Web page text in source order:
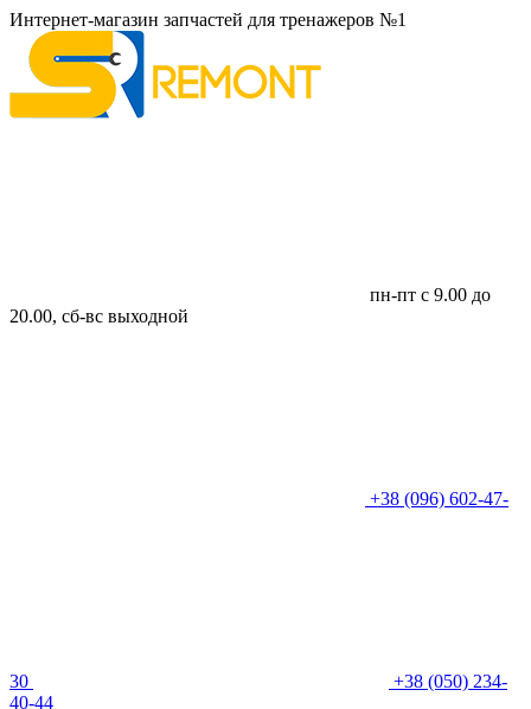
Интернет-магазин запчастей для тренажеров №1
пн-пт с 9.00 до
20.00, сб-вс выходной
+38 (096) 602-47-
30
+38 (050) 234-
40-44